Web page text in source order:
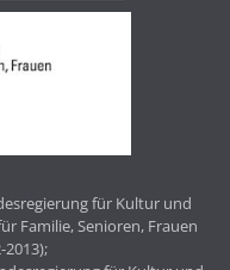
für Kultur und
Familie, Senioren, Frauen
2013);